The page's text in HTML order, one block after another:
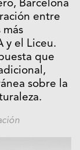
Barcelona
entre
y el Liceu.
que
sobre la